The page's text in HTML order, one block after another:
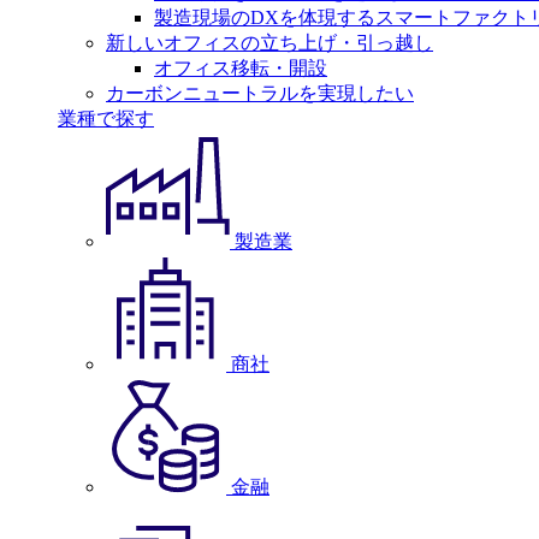
製造現場のDXを体現するスマートファクト
新しいオフィスの立ち上げ・引っ越し
オフィス移転・開設
カーボンニュートラルを実現したい
業種で探す
製造業
商社
金融